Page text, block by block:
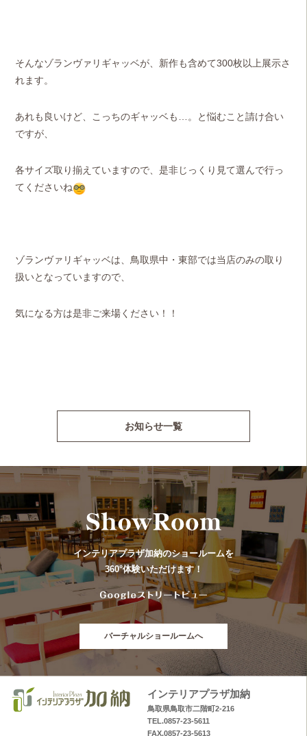
そんなゾランヴァリギャッベが、新作も含めて300枚以上展示さ
れます。
あれも良いけど、こっちのギャッベも…。と悩むこと請け合い
ですが、
各サイズ取り揃えていますので、是非じっくり見て選んで行っ
てくださいね
ゾランヴァリギャッベは、鳥取県中・東部では当店のみの取り
扱いとなっていますので、
気になる方は是非ご来場ください！！
お知らせ一覧
インテリアプラザ加納のショールームを
360°体験いただけます！
バーチャルショールームへ
インテリアプラザ加納
鳥取県鳥取市二階町2-216
TEL.0857-23-5611
FAX.0857-23-5613